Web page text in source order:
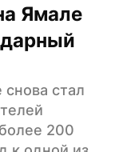
Ямале
стал
200